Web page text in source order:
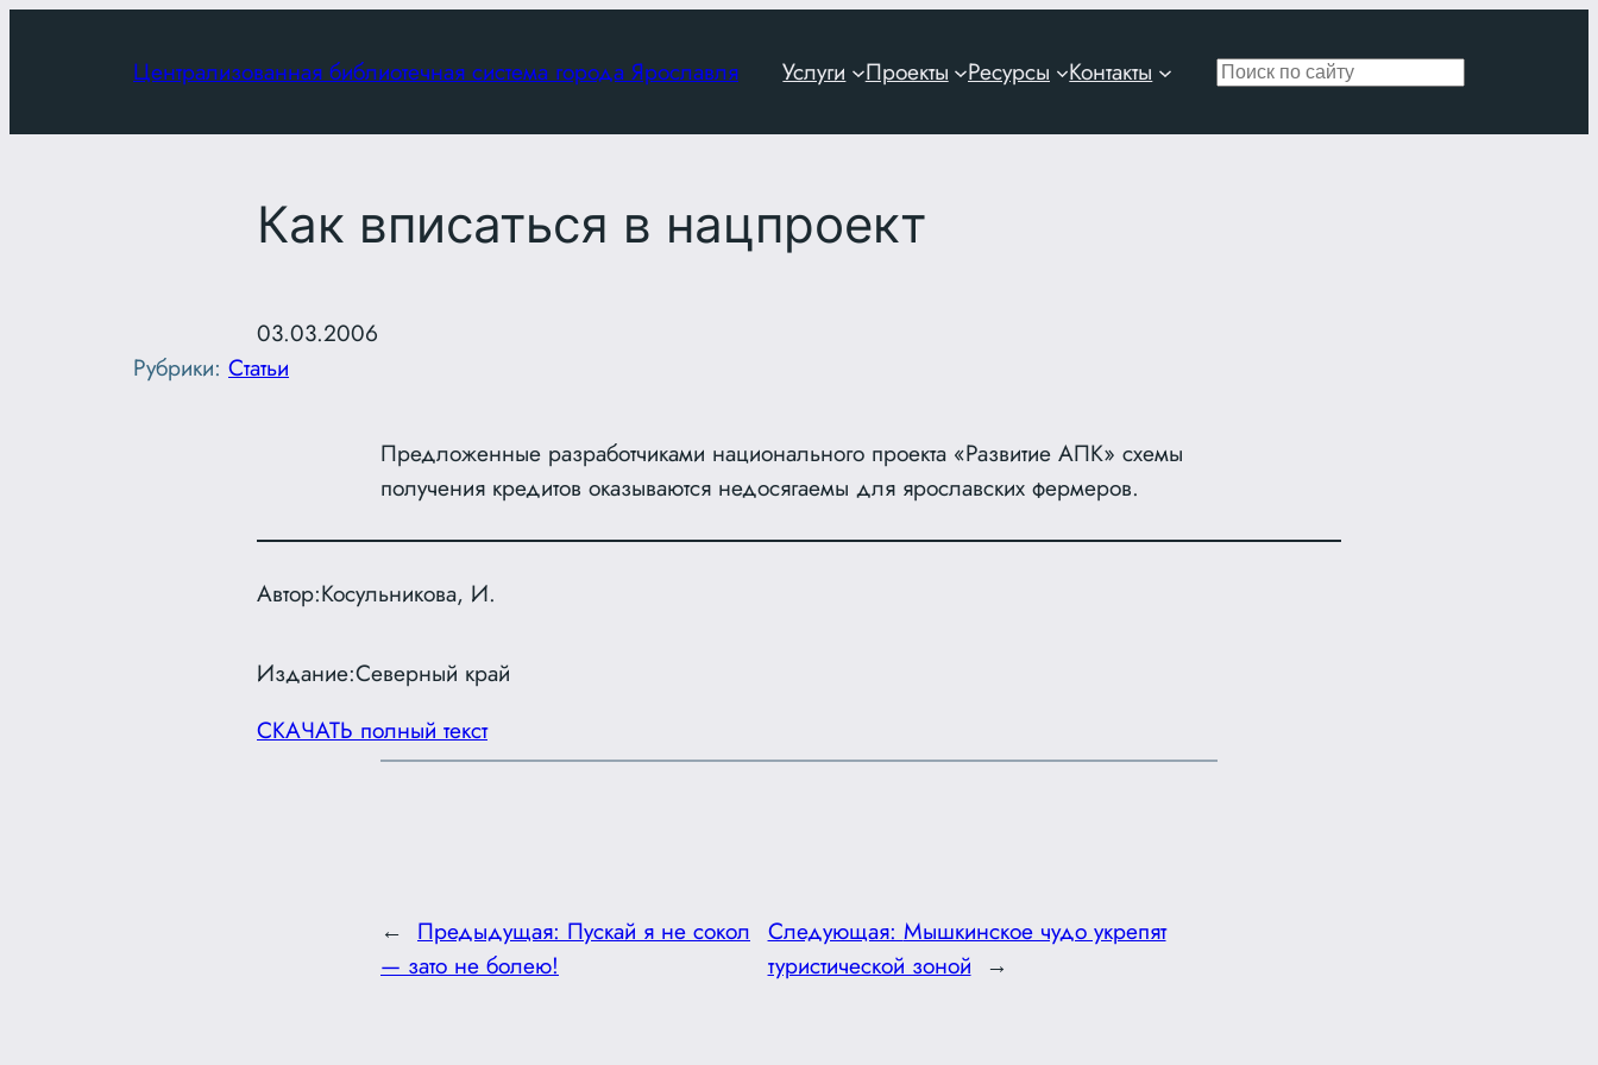
Централизованная библиотечная система города Ярославля Услуги Проекты Ресурсы Контакты Поиск
Как вписаться в нацпроект
03.03.2006
Рубрики: Статьи
Предложенные разработчиками национального проекта «Развитие АПК» схемы
получения кредитов оказываются недосягаемы для ярославских фермеров.
Автор:Косульникова, И.
Издание:Северный край
СКАЧАТЬ полный текст
← Предыдущая: Пускай я не сокол
— зато не болею!
Следующая: Мышкинское чудо укрепят
туристической зоной →